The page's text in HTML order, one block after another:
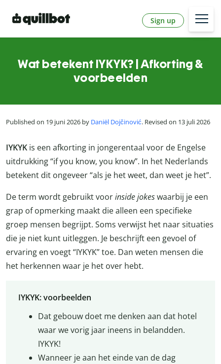
Sign up
Wat betekent IYKYK? | Afkorting &
voorbeelden
Published on 19 juni 2026 by Daniël Dojčinović. Revised on 13 juli 2026
IYKYK is een afkorting in jongerentaal voor de Engelse
uitdrukking “if you know, you know”. In het Nederlands
betekent dit ongeveer “als je het weet, dan weet je het”.
De term wordt gebruikt voorinside jokeswaarbij je een
grap of opmerking maakt die alleen een specifieke
groep mensen begrijpt. Soms verwijst het naar situaties
die je niet kunt uitleggen. Je beschrijft een gevoel of
ervaring en voegt “IYKYK” toe. Dan weten mensen die
het herkennen waar je het over hebt.
IYKYK: voorbeelden
Dat gebouw doet me denken aan dat hotel
waar we vorig jaar ineens in belandden.
IYKYK!
Wanneer je aan het einde van de dag